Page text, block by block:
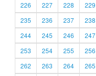
226
227 228 229
235
236 237 238
244
245 246 247
253
254 255 256
262
263 264 265